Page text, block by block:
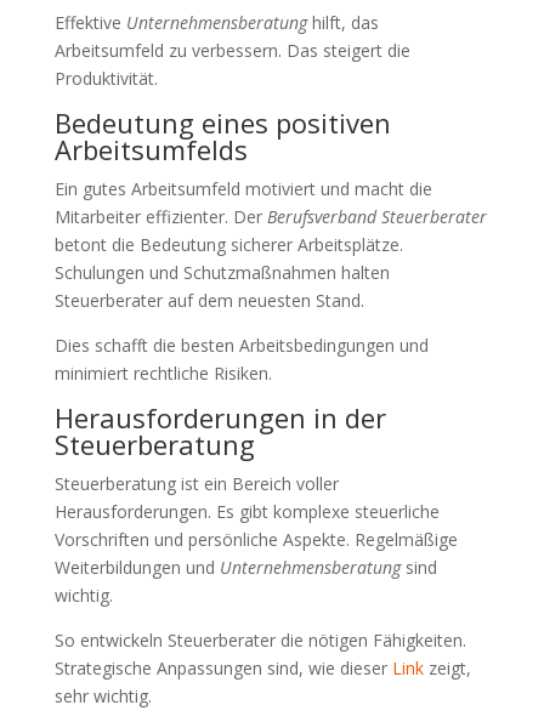
Effektive Unternehmensberatunghilft, das
Arbeitsumfeld zu verbessern. Das steigert die
Produktivität.
Bedeutung eines positiven
Arbeitsumfelds
Ein gutes Arbeitsumfeld motiviert und macht die
Mitarbeiter effizienter. Der Berufsverband Steuerberater
betont die Bedeutung sicherer Arbeitsplätze.
Schulungen und Schutzmaßnahmen halten
Steuerberater auf dem neuesten Stand.
Dies schafft die besten Arbeitsbedingungen und
minimiert rechtliche Risiken.
Herausforderungen in der
Steuerberatung
Steuerberatung ist ein Bereich voller
Herausforderungen. Es gibt komplexe steuerliche
Vorschriften und persönliche Aspekte. Regelmäßige
Weiterbildungen und Unternehmensberatungsind
wichtig.
So entwickeln Steuerberater die nötigen Fähigkeiten.
Strategische Anpassungen sind, wie dieser Linkzeigt,
sehr wichtig.